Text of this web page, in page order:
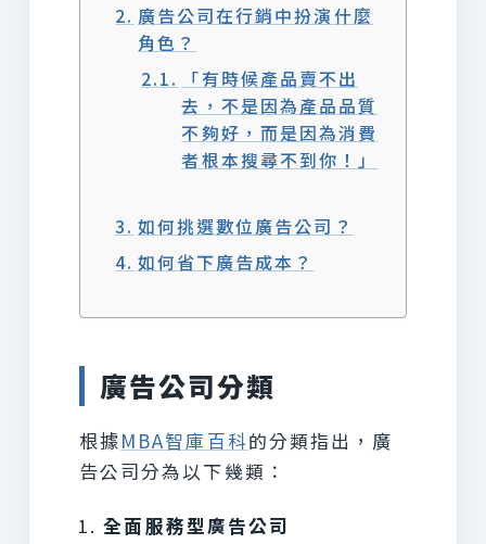
廣告公司在行銷中扮演什麼
角色？
「有時候產品賣不出
去，不是因為產品品質
不夠好，而是因為消費
者根本搜尋不到你！」
如何挑選數位廣告公司？
如何省下廣告成本？
廣告公司分類
根據MBA智庫百科的分類指出，廣
告公司分為以下幾類：
全面服務型廣告公司